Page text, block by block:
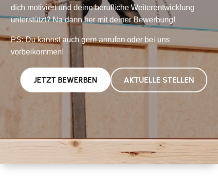
dich motiviert und deine berufliche Weiterentwicklung
unterstützt? Na dann her mit deiner Bewerbung!
PS: Du kannst auch gern anrufen oder bei uns
vorbeikommen!
JETZT BEWERBEN AKTUELLE STELLEN